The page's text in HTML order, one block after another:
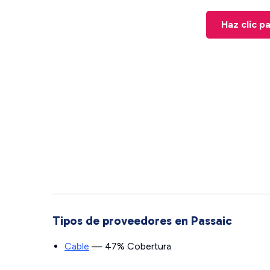
Haz clic
Tipos de proveedores en Passaic
Cable — 47% Cobertura